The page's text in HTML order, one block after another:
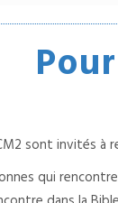
sont invités à
qui